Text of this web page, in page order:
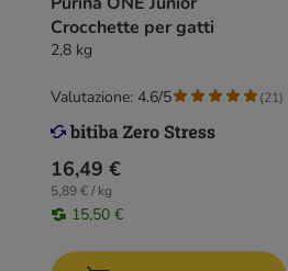
Crocchette per gatti
2,8 kg
16,49 €
5,89 € / kg
15,50 €
Valutazione: 4.6/5 (21)